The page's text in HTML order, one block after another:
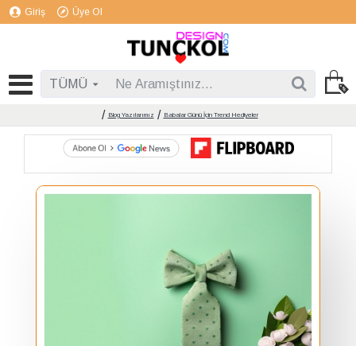
Giriş Üye Ol
TÜMÜ
Blog Yazılarımız Babalar Günü İçin Trend Hediyeler